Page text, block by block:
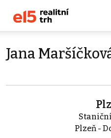
Jana
Plzeň -